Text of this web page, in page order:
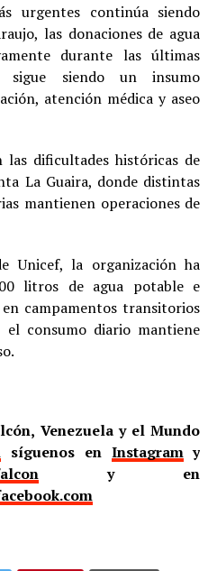
urgentes continúa siendo
las donaciones de agua
durante las últimas
sigue siendo un insumo
atención médica y aseo
las dificultades históricas de
La Guaira, donde distintas
mantienen operaciones de
Unicef, la organización ha
litros de agua potable e
campamentos transitorios
el consumo diario mantiene
Venezuela y el Mundo
síguenos en Instagramy
y en